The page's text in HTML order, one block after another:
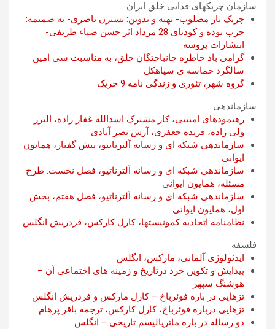
سازمان چریکهای فدایی خلق ایران
چریک باز مصلوب- تهیه و تدوین: نسترن ناصری- به ضمیمه:
حزب توده و کودتای 28 مرداد اثر حسن ضیاء ظریفی-
انتشارات پروسه
گرامی باد خاطره جانباختگان خلق، به مناسبت سی امین
سالگرد حماسه ی سیاهکل
گروه شهر، تئوری و زندگی نامه 9 چریک
سازماندهی
رهنمودهای امنیتی، کار مشترک اسدالله غفار زاده، البرز
ولی زاده، فریده جعفری، آرش نصر آبادی
سازماندهی شبکه ای و رسانه آلترناتیو، پیش گفتار، همایون
ایوانی
سازماندهی شبکه ای و رسانه آلترناتیو، فصل نخست: طرح
مسئله، همایون ایوانی
سازماندهی شبکه ای و رسانه آلترناتیو، فصل هفتم، بخش
اول، همایون ایوانی
نظامنامه اتحادیه کمونیستها، کارل کارکس، فردریش انگلس
فلسفه
ایدئولوژی آلمانی، مارکس، انگلس
پیدایش و تکوین خرد درتاریخ و زمینه های اجتماعی آن –
هوشنگ سپهر
تزهایی در باره فوئرباخ – کارل مارکس و فردریش انگلس
تزهایی درباره فوئرباخ، کارل کارکس، ترجمه باقر پرهام
دو رساله در باره ماتریالیسم تاریخی – انگلس